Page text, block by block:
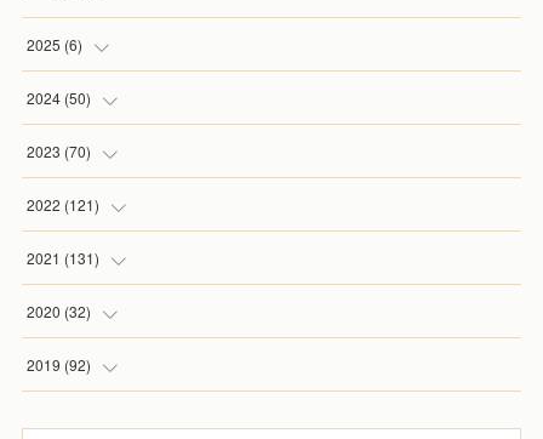
2025 (6)
(1
(2
(1)
(1)
2024 (50)
(5
(4)
(5)
(7
2023 (70)
(4)
(2)
(4
(5
2022 (121)
(7)
(6
(13 )
2021 (131)
(8
(9
2020 (32)
(1
2019 (92)